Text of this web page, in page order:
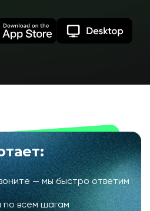
— мы быстро ответим
по всем шагам